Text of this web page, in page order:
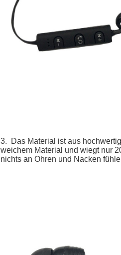
3.
Das Material ist aus
weichem Material und wiegt nur
nichts an Ohren und Nacken